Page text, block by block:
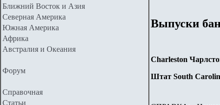
Ближний Восток и Азия
Северная Америка
Южная Америка
Африка
Австралия и Океания
Форум
Справочная
Статьи
Выпуски
Charleston
Штат South